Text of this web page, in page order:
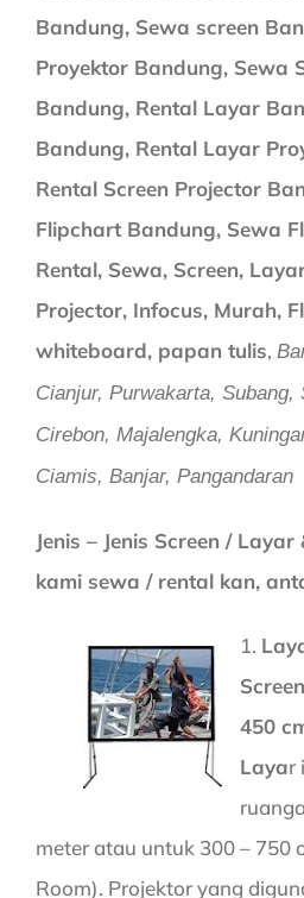
Bandung, Sewa screen
Proyektor Bandung, Sewa
Bandung, Rental Layar
Bandung, Rental Layar
Rental Screen Projector
Flipchart Bandung, Sewa
Rental, Sewa, Screen,
Projector, Infocus, Murah,
whiteboard, papan tulis,
Cianjur, Purwakarta, Subang,
Cirebon, Majalengka,
Ciamis, Banjar, Pangandaran
Jenis – Jenis Screen /
kami sewa / rental kan,
1.
450
Layar
meter atau untuk 300 – 750
Room). Projektor yang